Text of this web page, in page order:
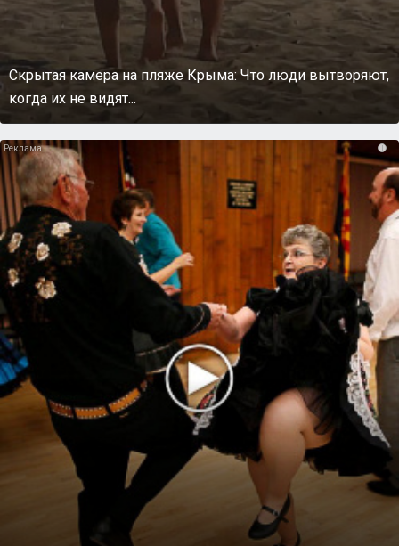
Скрытая камера на пляже Крыма: Что люди вытворяют,
когда их не видят...
i